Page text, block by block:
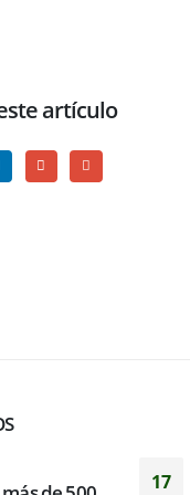
artículo
17